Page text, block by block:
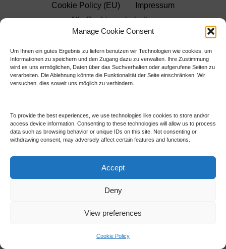
Manage Cookie Consent
Um Ihnen ein gutes Ergebnis zu liefern benutzen wir Technologien wie cookies, um
Informationen zu speichern und den Zugang dazu zu verwalten. Ihre Zustimmung
wird es uns ermöglichen, Daten über das Suchverhalten oder aufgerufene Seiten zu
verarbeiten. Die Ablehnung könnte die Funktionalität der Seite einschränken. Wir
versuchen, dies soweit uns möglich zu verhindern.
To provide the best experiences, we use technologies like cookies to store and/or
access device information. Consenting to these technologies will allow us to process
data such as browsing behavior or unique IDs on this site. Not consenting or
withdrawing consent, may adversely affect certain features and functions.
Accept
Deny
View preferences
Cookie Policy
Cookie Policy (EU)
Impressum
Alle Rechte vorbehalten